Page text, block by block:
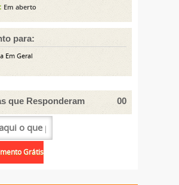
Em aberto
para:
Em Geral
que Responderam 00